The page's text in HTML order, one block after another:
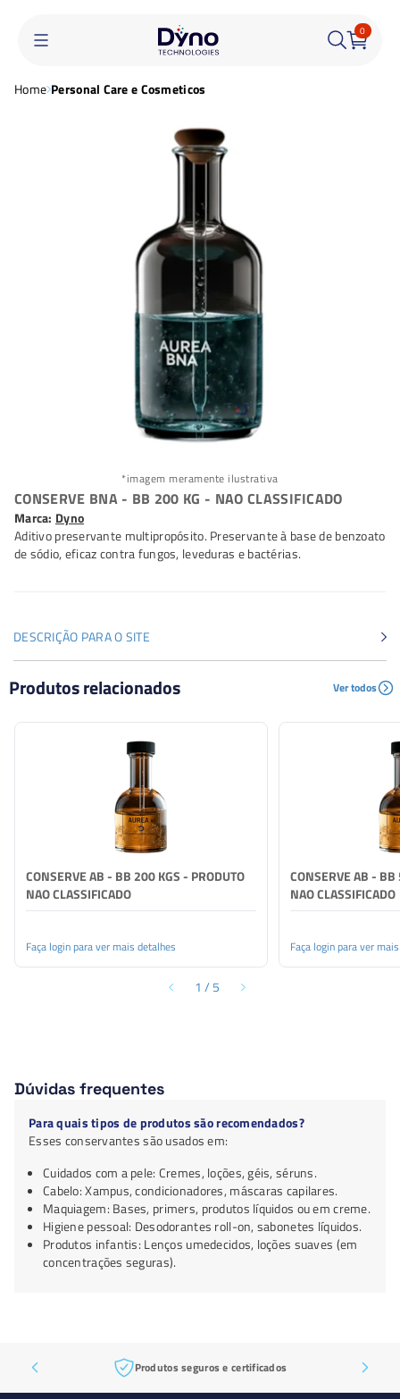
0
Home Personal Care e Cosmeticos
*imagem meramente ilustrativa
CONSERVE BNA - BB 200 KG - NAO CLASSIFICADO
Marca: Dyno
Aditivo preservante multipropósito. Preservante à base de benzoato
de sódio, eficaz contra fungos, leveduras e bactérias.
DESCRIÇÃO PARA O SITE
Aditivo preservante multipropósito. Preservante à base
de benzoato de sódio, eficaz contra fungos, leveduras e
bactérias.
Produtos relacionados Ver todos
CONSERVE AB - BB 200 KGS - PRODUTO
NAO CLASSIFICADO
Faça login para ver mais detalhes
CONSERVE AB -
NAO CLASSIFICADO
Faça login para ver
1 /5
Dúvidas frequentes
Para quais tipos de produtos são recomendados?
Esses conservantes são usados em:
Cuidados com a pele: Cremes, loções, géis, séruns.
Cabelo: Xampus, condicionadores, máscaras capilares.
Maquiagem: Bases, primers, produtos líquidos ou em creme.
Higiene pessoal: Desodorantes roll-on, sabonetes líquidos.
Produtos infantis: Lenços umedecidos, loções suaves (em
concentrações seguras).
Produtos seguros e certificados